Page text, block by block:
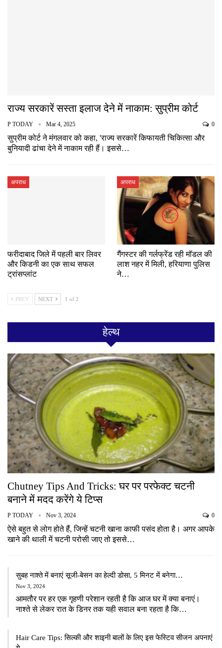
राज्य सरकारें सस्ता इलाज देने में नाकाम: सुप्रीम कोर्ट
P TODAY Mar 4, 2025 0
सुप्रीम कोर्ट ने मंगलवार को कहा, 'राज्य सरकारें किफायती चिकित्सा और
बुनियादी ढांचा देने में नाकाम रही हैं। इससे…
अपराध
फरीदाबाद जिले में पहली बार लिवर
और किडनी का एक साथ सफल
ट्रांसप्लांट
अपराध
गैंगस्टर की गर्लफ्रेंड रही मॉडल की
लाश नहर में मिली, हरियाणा पुलिस
ने…
PREV NEXT 1 of 2
हेल्थ
Chutney Tips And Tricks: घर पर परफेक्ट चटनी
बनाने में मदद करेंगे ये टिप्स
P TODAY Nov 3, 2024 0
ऐसे बहुत से लोग होते हैं, जिन्हें चटनी खाना काफी पसंद होता है। अगर आपके
खाने की थाली में चटनी परोसी जाए तो इससे…
सुबह नाश्ते में बनाएं सूजी-बेसन का हेल्दी डोसा, 5 मिनट में बनेगा…
Nov 3, 2024
आमतौर पर हर एक गृहणी परेशान रहती है कि आज घर में क्या बनाएं।
नाश्ते से लेकर रात के डिनर तक यही सवाल बना रहता है कि…
Hair Care Tips: सिल्की और शाइनी बालों के लिए इस फेस्टिव सीजन अपनाएं